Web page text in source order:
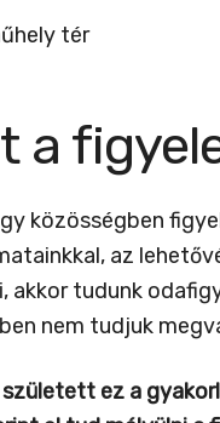
tér
a
közösségben
az
akkor tudunk
nem tudjuk
született ez a